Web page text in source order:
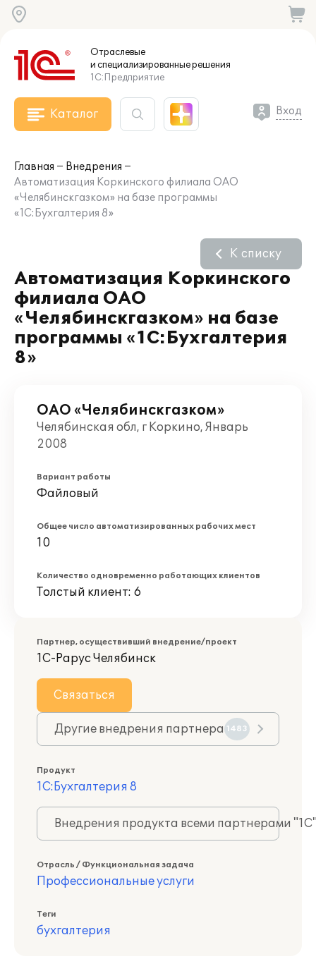
Отраслевые
и специализированныерешения
1С:Предприятие
Каталог Вход
Главная
Внедрения
Автоматизация Коркинского филиала ОАО
«Челябинскгазком» на базе программы
«1С:Бухгалтерия 8»
Автоматизация Коркинского
филиала ОАО
«Челябинскгазком» на базе
программы «1С:Бухгалтерия
8»
К списку
ОАО «Челябинскгазком»
Челябинская обл, г Коркино, Январь
2008
Вариант работы
Файловый
Общее число автоматизированных рабочих мест
10
Количество одновременно работающих клиентов
Толстый клиент: 6
Партнер, осуществивший внедрение/проект
1С-Рарус Челябинск
Связаться
Другие внедрения партнера 1483
Продукт
1С:Бухгалтерия 8
Внедрения продукта всеми партнерами
Отрасль / Функциональная задача
Профессиональные услуги
Теги
бухгалтерия